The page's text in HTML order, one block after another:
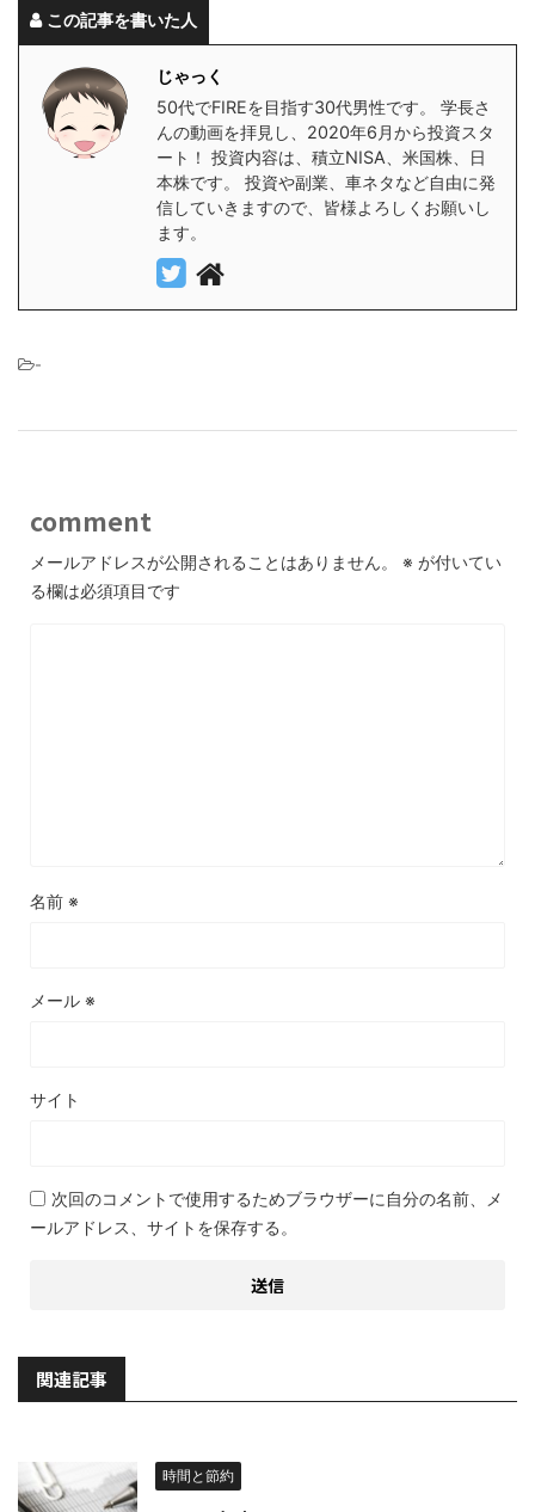
この記事を書いた人
じゃっく
50代でFIREを目指す30代男性です。 学長さ
んの動画を拝見し、2020年6月から投資スタ
ート！ 投資内容は、積立NISA、米国株、日
本株です。 投資や副業、車ネタなど自由に発
信していきますので、皆様よろしくお願いし
ます。
-
comment
メールアドレスが公開されることはありません。 ※ が付いてい
る欄は必須項目です
名前 ※
メール ※
サイト
次回のコメントで使用するためブラウザーに自分の名前、メ
ールアドレス、サイトを保存する。
関連記事
時間と節約